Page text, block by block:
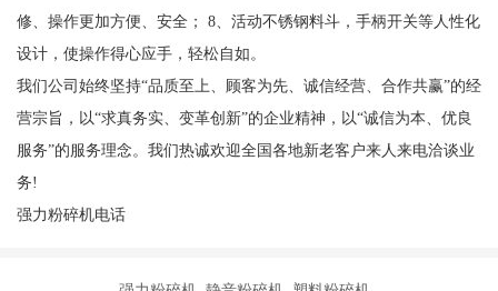
修、操作更加方便、安全； 8、活动不锈钢料斗，手柄开关等人性化
设计，使操作得心应手，轻松自如。
我们公司始终坚持“品质至上、顾客为先、诚信经营、合作共赢”的经
营宗旨，以“求真务实、变革创新”的企业精神，以“诚信为本、优良
服务”的服务理念。我们热诚欢迎全国各地新老客户来人来电洽谈业
务!
强力粉碎机电话